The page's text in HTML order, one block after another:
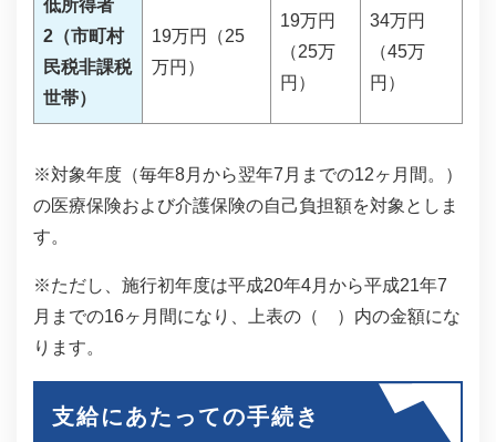
低所得者
2（市町村
民税非課税
世帯）
19万円（25
万円）
19万円
（25万
円）
34万円
（45万
円）
※対象年度（毎年8月から翌年7月までの12ヶ月間。）
の医療保険および介護保険の自己負担額を対象としま
す。
※ただし、施行初年度は平成20年4月から平成21年7
月までの16ヶ月間になり、上表の（ ）内の金額にな
ります。
支給にあたっての手続き